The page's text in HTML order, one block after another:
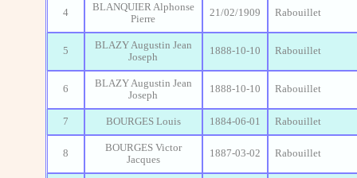
4
BLANQUIER Alphonse
Pierre
21/02/1909 Rabouillet
5
BLAZY Augustin Jean
Joseph
1888-10-10 Rabouillet
6
BLAZY Augustin Jean
Joseph
1888-10-10 Rabouillet
7 BOURGES Louis 1884-06-01 Rabouillet
8
BOURGES Victor
Jacques
1887-03-02 Rabouillet